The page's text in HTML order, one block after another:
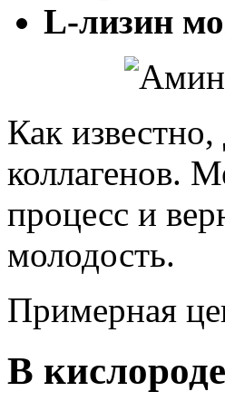
L-лизин
Как
коллагенов.
процесс и
молодость.
Примерная
В кислороде